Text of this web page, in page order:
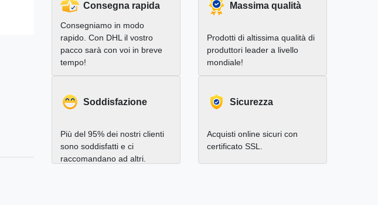
Consegna rapida
Consegniamo in modo
rapido. Con DHL il vostro
pacco sarà con voi in breve
tempo!
Massima qualità
Prodotti di altissima qualità di
produttori leader a livello
mondiale!
Soddisfazione
Più del 95% dei nostri clienti
sono soddisfatti e ci
raccomandano ad altri.
Sicurezza
Acquisti online sicuri con
certificato SSL.